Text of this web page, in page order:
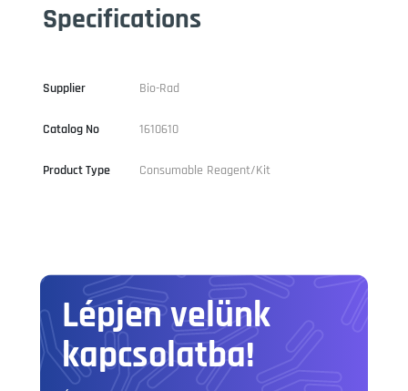
Specifications
Supplier Bio-Rad
Catalog No 1610610
Product Type Consumable Reagent/Kit
Lépjen velünk
kapcsolatba!